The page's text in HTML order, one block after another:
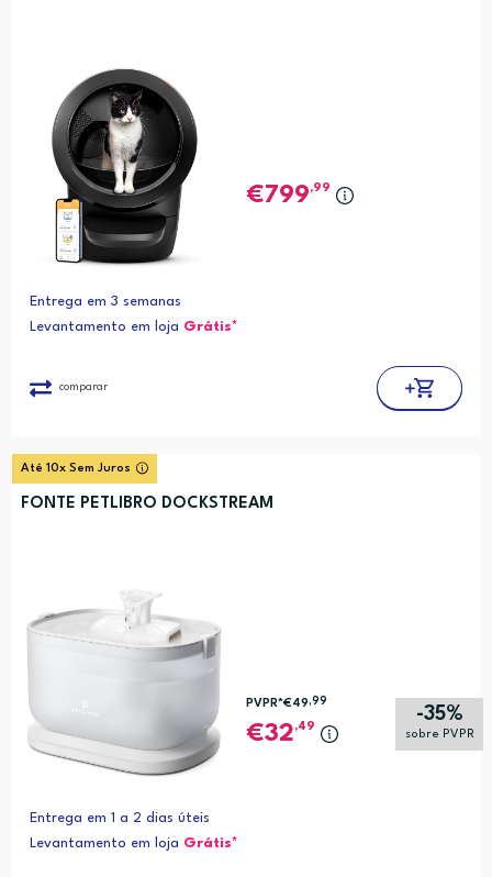
799,99
Entrega em 3 semanas
Levantamento em loja Grátis*
comparar
Até 10x Sem Juros
FONTE PETLIBRO DOCKSTREAM
-35%
sobre PVPR
PVPR*€49,99
32,49
Entrega em 1 a 2 dias úteis
Levantamento em loja Grátis*